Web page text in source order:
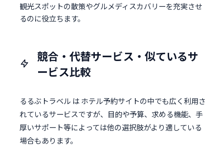
観光スポットの散策やグルメディスカバリーを充実させ
るのに役立ちます。
競合・代替サービス・似ているサ
ービス比較
るるぶトラベル は ホテル予約サイトの中でも広く利用さ
れているサービスですが、目的や予算、求める機能、手
厚いサポート等によっては他の選択肢がより適している
場合もあります。